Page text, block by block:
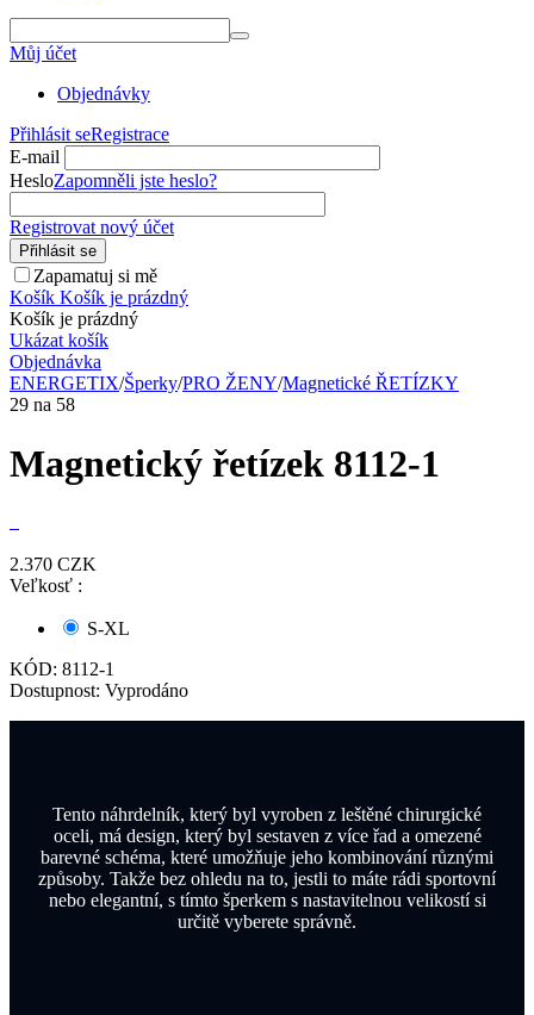
Můj účet
Objednávky
Přihlásit seRegistrace
E-mail
HesloZapomněli jste heslo?
Registrovat nový účet
Přihlásit se
Zapamatuj si mě
Košík Košík je prázdný
Košík je prázdný
Ukázat košík
Objednávka
ENERGETIX/Šperky/PRO ŽENY/Magnetické ŘETÍZKY
29 na 58
Magnetický řetízek 8112-1
2.370 CZK
Veľkosť :
S-XL
KÓD: 8112-1
Dostupnost: Vyprodáno
Tento náhrdelník, který byl vyroben z leštěné chirurgické
oceli, má design, který byl sestaven z více řad a omezené
barevné schéma, které umožňuje jeho kombinování různými
způsoby. Takže bez ohledu na to, jestli to máte rádi sportovní
nebo elegantní, s tímto šperkem s nastavitelnou velikostí si
určitě vyberete správně.